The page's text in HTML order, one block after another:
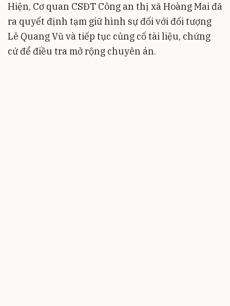
Hiện, Cơ quan CSĐT Công an thị xã Hoàng Mai đã
ra quyết định tạm giữ hình sự đối với đối tượng
Lê Quang Vũ và tiếp tục củng cố tài liệu, chứng
cứ để điều tra mở rộng chuyên án.